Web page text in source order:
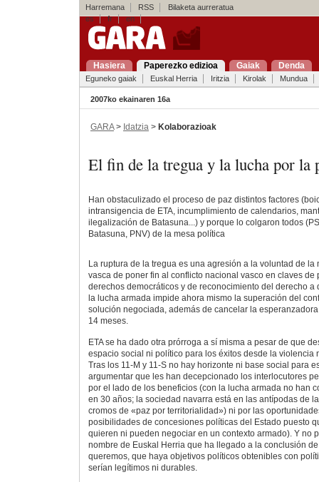
Harremana RSS
Bilaketa aurreratua
es
fr en
Hasiera Paperezko edizioa Gaiak Denda
Eguneko gaiak Euskal Herria Iritzia Kirolak Mundua
2007ko ekainaren 16a
GARA> Idatzia > Kolaborazioak
El fin de la tregua y la lucha por la
Han obstaculizado el proceso de paz distintos factores
intransigencia de ETA, incumplimiento de calendarios,
ilegalización de Batasuna...) y porque lo colgaron todos
Batasuna, PNV) de la mesa política
La ruptura de la tregua es una agresión a la voluntad de
vasca de poner fin al conflicto nacional vasco en claves de
derechos democráticos y de reconocimiento del derecho a
la lucha armada impide ahora mismo la superación del
solución negociada, además de cancelar la
14 meses.
ETA se ha dado otra prórroga a sí misma a pesar de que
espacio social ni político para los éxitos desde la violencia
Tras los 11-M y 11-S no hay horizonte ni base social para
argumentar que les han decepcionado los interlocutores
por el lado de los beneficios (con la lucha armada no han
en 30 años; la sociedad navarra está en las antípodas de
cromos de «paz por territorialidad») ni por las
posibilidades de concesiones políticas del Estado puesto
quieren ni pueden negociar en un contexto armado). Y no
nombre de Euskal Herria que ha llegado a la conclusión
queremos, que haya objetivos políticos obtenibles con
serían legítimos ni durables.